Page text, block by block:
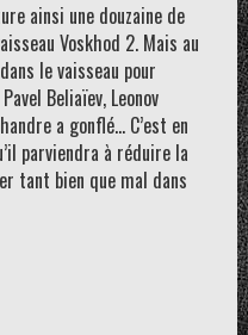
ainsi une douzaine de
Voskhod 2. Mais au
le vaisseau pour
Beliaïev, Leonov
a gonflé… C’est en
parviendra à réduire la
tant bien que mal dans